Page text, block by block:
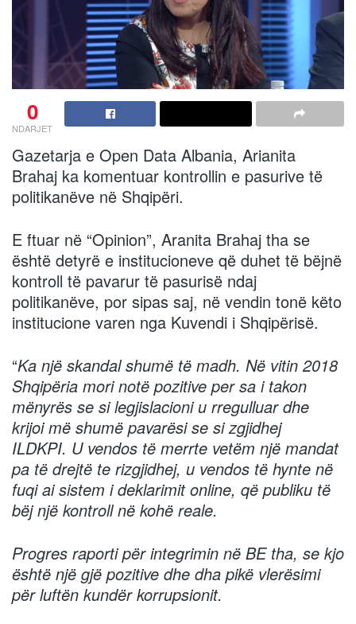
0
NDARJET
Gazetarja e Open Data Albania, Arianita
Brahaj ka komentuar kontrollin e pasurive të
politikanëve në Shqipëri.
E ftuar në “Opinion”, Aranita Brahaj tha se
është detyrë e institucioneve që duhet të bëjnë
kontroll të pavarur të pasurisë ndaj
politikanëve, por sipas saj, në vendin tonë këto
institucione varen nga Kuvendi i Shqipërisë.
“Ka një skandal shumë të madh. Në vitin 2018
Shqipëria mori notë pozitive per sa i takon
mënyrës se si legjislacioni u rregulluar dhe
krijoi më shumë pavarësi se si zgjidhej
ILDKPI. U vendos të merrte vetëm një mandat
pa të drejtë te rizgjidhej, u vendos të hynte në
fuqi ai sistem i deklarimit online, që publiku të
bëj një kontroll në kohë reale.
Progres raporti për integrimin në BE tha, se kjo
është një gjë pozitive dhe dha pikë vlerësimi
për luftën kundër korrupsionit.